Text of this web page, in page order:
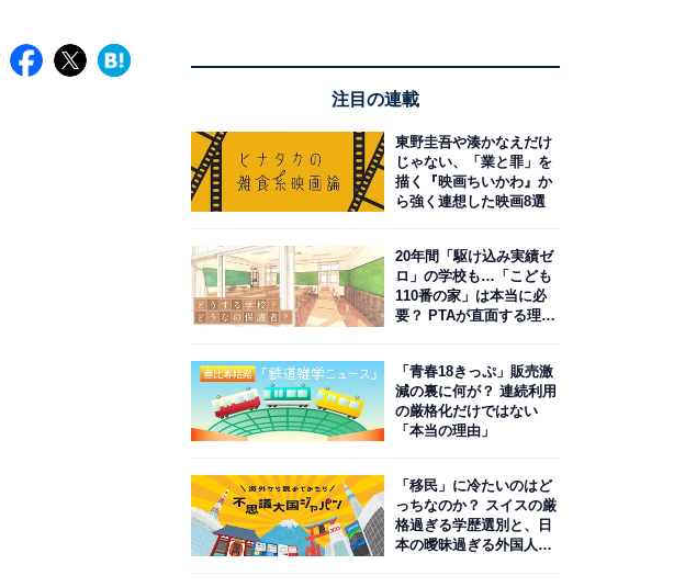
注目の連載
東野圭吾や湊かなえだけ
じゃない、「業と罪」を
描く『映画ちいかわ』か
ら強く連想した映画8選
20年間「駆け込み実績ゼ
ロ」の学校も…「こども
110番の家」は本当に必
要？ PTAが直面する理想
「青春18きっぷ」販売激
減の裏に何が？ 連続利用
の厳格化だけではない
「本当の理由」
「移民」に冷たいのはど
っちなのか？ スイスの厳
格過ぎる学歴選別と、日
本の曖昧過ぎる外国人政